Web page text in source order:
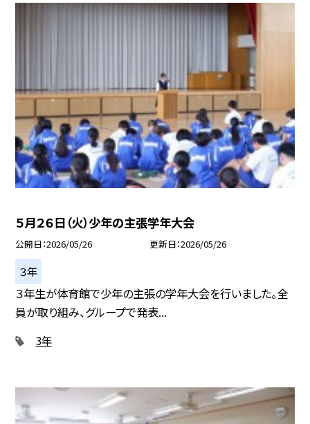
５月２６日（火）少年の主張学年大会
公開日 2026/05/26 更新日 2026/05/26
３年
３年生が体育館で少年の主張の学年大会を行いました。全
員が取り組み、グループで発表...
3年